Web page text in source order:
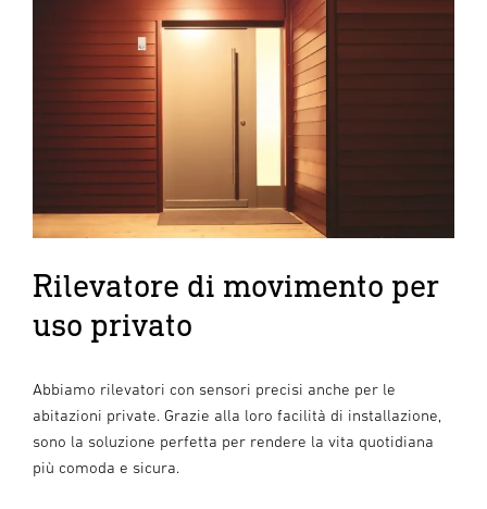
Rilevatore di movimento per
uso privato
Abbiamo rilevatori con sensori precisi anche per le
abitazioni private. Grazie alla loro facilità di installazione,
sono la soluzione perfetta per rendere la vita quotidiana
più comoda e sicura.